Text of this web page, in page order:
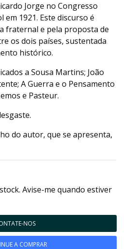
Jorge no Congresso
1921. Este discurso é
fraternal e pela proposta de
os dois países, sustentada
histórico.
a Sousa Martins; João
A Guerra e o Pensamento
e Pasteur.
do autor, que se apresenta,
Avise-me quando estiver
NOS
A COMPRAR